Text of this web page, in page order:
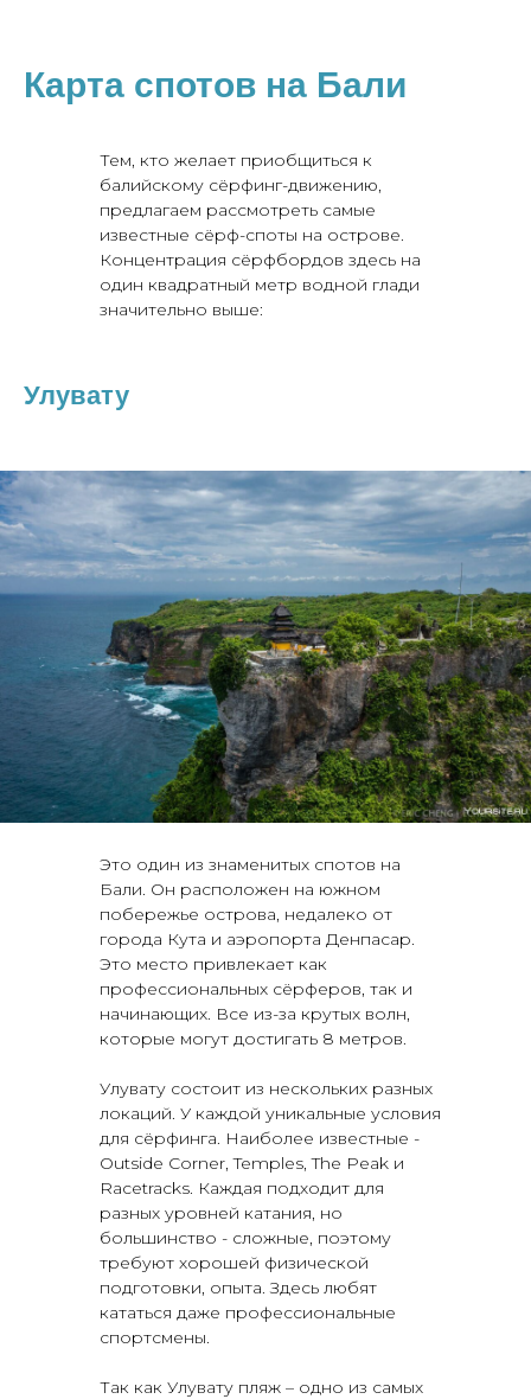
Карта спотов на Бали
Тем, кто желает приобщиться к
балийскому сёрфинг-движению,
предлагаем рассмотреть самые
известные сёрф-споты на острове.
Концентрация сёрфбордов здесь на
один квадратный метр водной глади
значительно выше:
Улувату
Это один из знаменитых спотов на
Бали. Он расположен на южном
побережье острова, недалеко от
города Кута и аэропорта Денпасар.
Это место привлекает как
профессиональных сёрферов, так и
начинающих. Все из-за крутых волн,
которые могут достигать 8 метров.
Улувату состоит из нескольких разных
локаций. У каждой уникальные условия
для сёрфинга. Наиболее известные -
Outside Corner, Temples, The Peak и
Racetracks. Каждая подходит для
разных уровней катания, но
большинство - сложные, поэтому
требуют хорошей физической
подготовки, опыта. Здесь любят
кататься даже профессиональные
спортсмены.
Так как Улувату пляж – одно из самых